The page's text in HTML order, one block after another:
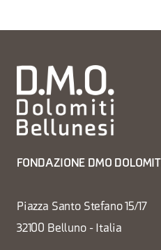
FONDAZIONE DMO
Piazza Santo Stefano 15/17
32100 Belluno - Italia